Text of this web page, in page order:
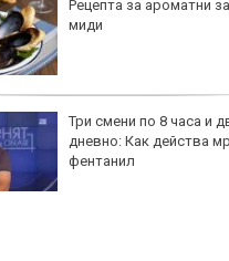
Рецепта за ароматни
миди
Три смени по 8 часа и
дневно: Как действа
фентанил